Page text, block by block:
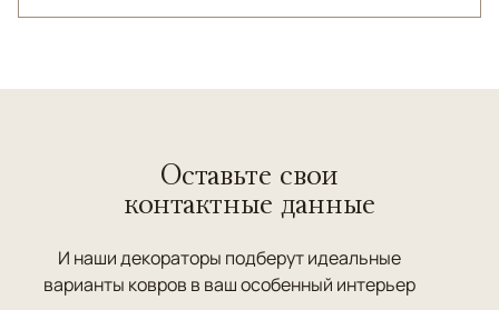
Оставьте свои
контактные данные
И наши декораторы подберут идеальные
варианты ковров в ваш особенный интерьер